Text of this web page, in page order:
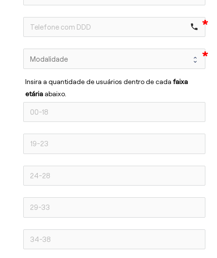
phone
Insira a quantidade de usuários dentro de cada faixa
etária abaixo.